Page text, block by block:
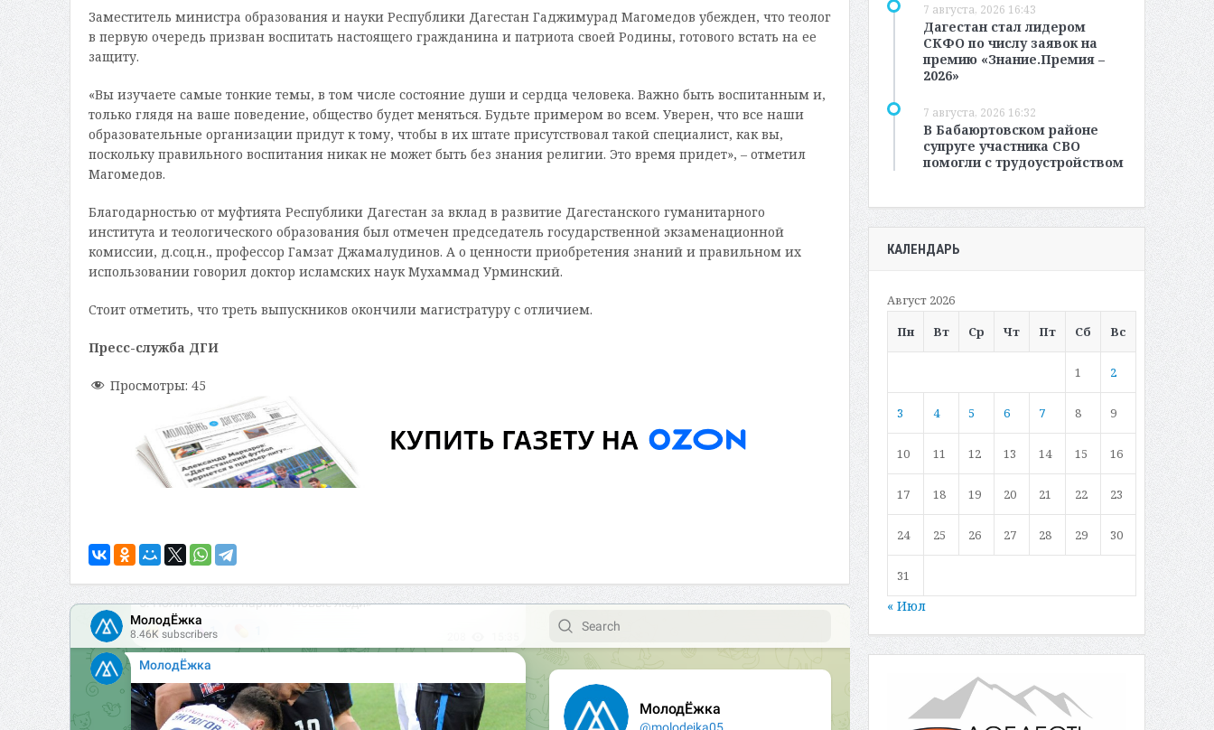
Заместитель министра образования и науки Республики Дагестан Гаджимурад Магомедов убежден, что теолог
в первую очередь призван воспитать настоящего гражданина и патриота своей Родины, готового встать на ее
защиту.
«Вы изучаете самые тонкие темы, в том числе состояние души и сердца человека. Важно быть воспитанным и,
только глядя на ваше поведение, общество будет меняться. Будьте примером во всем. Уверен, что все наши
образовательные организации придут к тому, чтобы в их штате присутствовал такой специалист, как вы,
поскольку правильного воспитания никак не может быть без знания религии. Это время придет», – отметил
Магомедов.
Благодарностью от муфтията Республики Дагестан за вклад в развитие Дагестанского гуманитарного
института и теологического образования был отмечен председатель государственной экзаменационной
комиссии, д.соц.н., профессор Гамзат Джамалудинов. А о ценности приобретения знаний и правильном их
использовании говорил доктор исламских наук Мухаммад Урминский.
Стоит отметить, что треть выпускников окончили магистратуру с отличием.
Пресс-служба ДГИ
Просмотры: 45
7 августа, 2026 16:43
Дагестан стал лидером
СКФО по числу заявок на
премию «Знание.Премия –
2026»
7 августа, 2026 16:32
В Бабаюртовском районе
супруге участника СВО
помогли с трудоустройством
КАЛЕНДАРЬ
Август 2026
Пн
Вт Ср Чт Пт Сб Вс
1 2
3 4 5 6 7 8 9
10 11 12 13 14 15 16
17 18 19 20 21 22 23
24 25 26 27 28 29 30
31
« Июл